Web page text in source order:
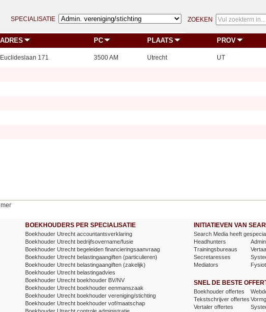
SPECIALISATIE ZOEKEN
ADRES PC PLAATS PROV
Euclideslaan 171 3500 AM Utrecht UT
BOEKHOUDERS PER SPECIALISATIE
Boekhouder Utrecht accountantsverklaring
Boekhouder Utrecht bedrijfsovername/fusie
Boekhouder Utrecht begeleiden financieringsaanvraag
Boekhouder Utrecht belastingaangiften (particulieren)
Boekhouder Utrecht belastingaangiften (zakelijk)
Boekhouder Utrecht belastingadvies
Boekhouder Utrecht boekhouder BV/NV
Boekhouder Utrecht boekhouder eenmanszaak
Boekhouder Utrecht boekhouder vereniging/stichting
Boekhouder Utrecht boekhouder vof/maatschap
INITIATIEVEN VAN
Search Media heeft
Headhunters
Trainingsbureaus
Secretaresses
Mediators
SNEL DE BESTE
Boekhouder offertes
Tekstschrijver offertes
Vertaler offertes